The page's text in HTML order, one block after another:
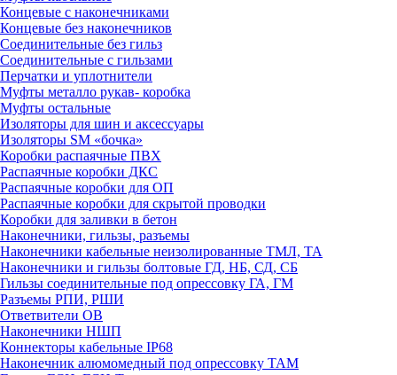
Концевые с наконечниками
Концевые без наконечников
Соединительные без гильз
Соединительные с гильзами
Перчатки и уплотнители
Муфты металло рукав- коробка
Муфты остальные
Изоляторы для шин и аксессуары
Изоляторы SM «бочка»
Коробки распаячные ПВХ
Распаячные коробки ДКС
Распаячные коробки для ОП
Распаячные коробки для скрытой проводки
Коробки для заливки в бетон
Наконечники, гильзы, разъемы
Наконечники кабельные неизолированные ТМЛ, ТА
Наконечники и гильзы болтовые ГД, НБ, СД, СБ
Гильзы соединительные под опрессовку ГА, ГМ
Разъемы РПИ, РШИ
Ответвители ОВ
Наконечники НШП
Коннекторы кабельные IP68
Наконечник алюмомедный под опрессовку ТАМ